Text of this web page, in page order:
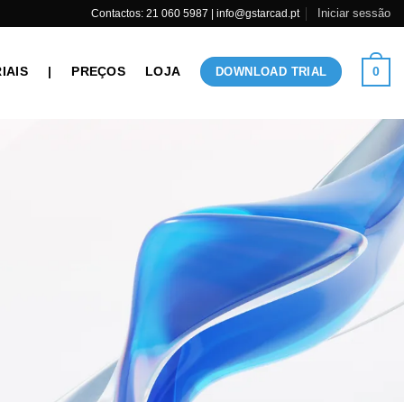
Contactos: 21 060 5987 | info@gstarcad.pt Iniciar sessão
| PREÇOS LOJA DOWNLOAD TRIAL 0